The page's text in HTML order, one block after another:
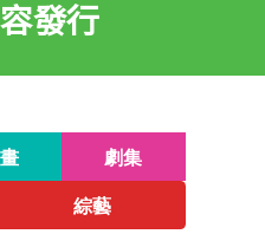
發行
劇集
綜藝